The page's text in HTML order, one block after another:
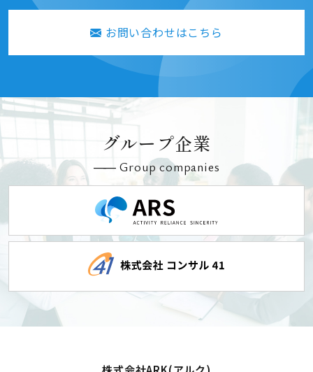
お問い合わせはこちら
グループ企業
Group companies